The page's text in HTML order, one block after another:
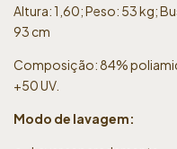
Altura: 1,60; Peso: 53 kg;
93 cm
Composição: 84%
+50 UV.
Modo de lavagem: